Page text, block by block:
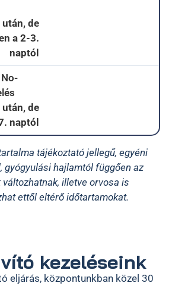
után, de
a 2-3.
naptól
után, de
naptól
tájékoztató jellegű, egyéni
gyógyulási hajlamtól függően az
illetve orvosa is
ettől eltérő időtartamokat.
kezeléseink
eljárás, központunkban közel 30